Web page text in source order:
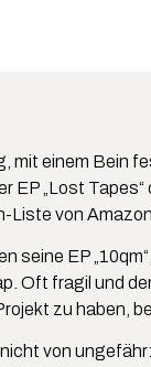
mit einem Bein
EP „Lost
von
seine EP
Oft fragil und
zu haben,
nicht von